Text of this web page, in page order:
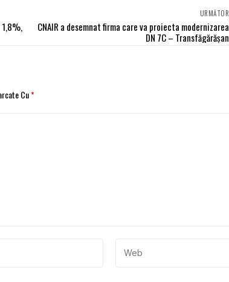
URMĂTOR
CNAIR a desemnat firma care va proiecta modernizarea
DN 7C – Transfăgărăşan
Cu*